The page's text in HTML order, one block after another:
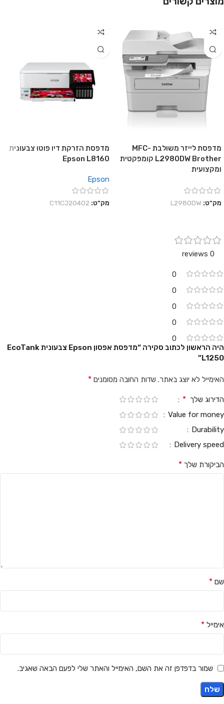
מדפסת לייזר משולבת MFC-
L2980DW Brother קומפקטית
ומקצועית
מק"ט: L2980DW
מדפסת הזרקת דיו פוטו צבעונית
Epson L8160
Epson
מק"ט: C11CJ20402
0 reviews
0
0
0
0
0
היה הראשון לכתוב סקירה “מדפסת אפסון Epson צבעונית EcoTank
L1250”
האימייל לא יוצג באתר. שדות החובה מסומנים *
הדירוג שלך *
Value for money
Durability
Delivery speed
הביקורת שלך *
שם *
אימייל *
שמור בדפדפן זה את השם, האימייל והאתר שלי לפעם הבאה שאגיב.